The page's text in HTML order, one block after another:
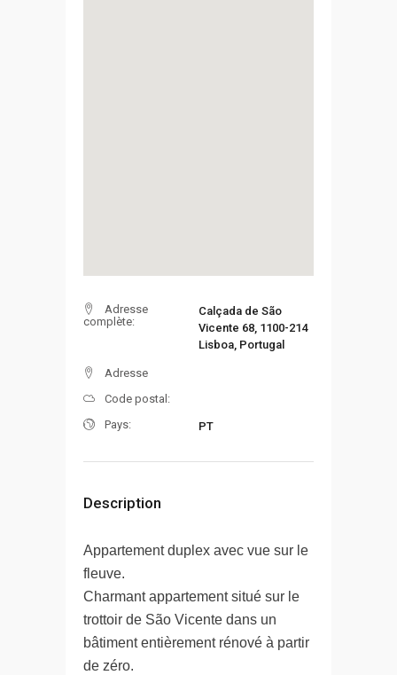
Adresse
complète:
Calçada de São
Vicente 68, 1100-214
Lisboa, Portugal
Adresse
Code postal:
Pays:
PT
Description
Appartement duplex avec vue sur le
fleuve.
Charmant appartement situé sur le
trottoir de São Vicente dans un
bâtiment entièrement rénové à partir
de zéro.